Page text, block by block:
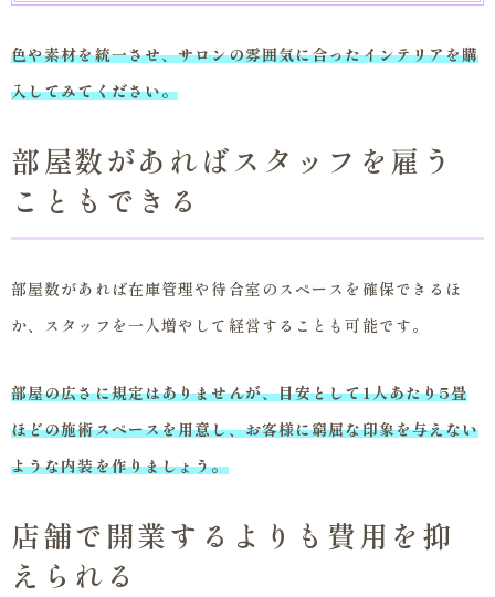
色や素材を統一させ、サロンの雰囲気に合ったインテリアを購
入してみてください。
部屋数があればスタッフを雇う
こともできる
部屋数があれば在庫管理や待合室のスペースを確保できるほ
か、スタッフを一人増やして経営することも可能です。
部屋の広さに規定はありませんが、目安として1人あたり5畳
ほどの施術スペースを用意し、お客様に窮屈な印象を与えない
ような内装を作りましょう。
店舗で開業するよりも費用を抑
えられる